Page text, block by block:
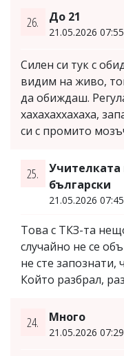
26. До 21
21.05.2026
Силен си тук с
видим на живо,
да обиждаш.
хахахаххахаха,
си с промито
25.
Учителката
български
21.05.2026
Това с ТКЗ-та
случайно не се
не сте запознати,
Който разбрал,
24. Много
21.05.2026